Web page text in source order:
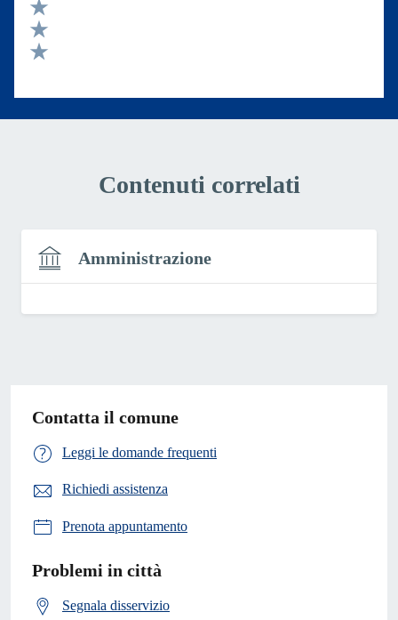
Valuta 4 stelle su 5
Valuta 3 stelle su 5
Valuta 2 stelle su 5
Contenuti correlati
Amministrazione
Contatta il comune
Leggi le domande frequenti
Richiedi assistenza
Prenota appuntamento
Problemi in città
Segnala disservizio